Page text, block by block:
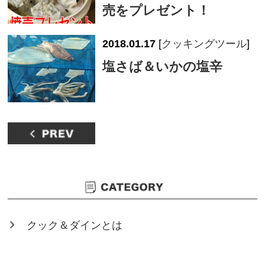
売をプレゼント！
2018.01.17 [クッキングツール]
塩さば＆いかの塩辛
クック＆ダインとは